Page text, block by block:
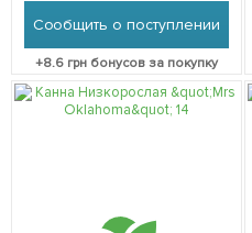
Сообщить о поступлении
+8.6 грн бонусов за покупку